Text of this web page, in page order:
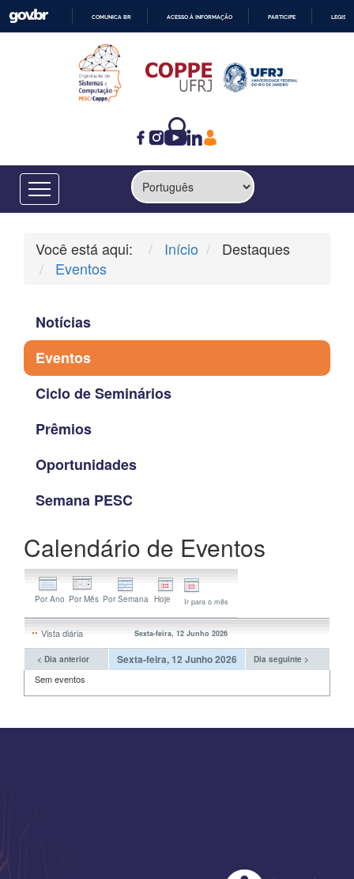
CONTEÚDO
COMUNICA BR ACESSO À INFORMAÇÃO PARTICIPE
Você está aqui: Início
Destaques
Eventos
Notícias
Eventos
Ciclo de Seminários
Prêmios
Oportunidades
Semana PESC
Calendário de Eventos
Ir para o mês
Vista diária Sexta-feira, 12 Junho 2026
< Dia anterior Sexta-feira, 12 Junho 2026 Dia seguinte >
Sem eventos